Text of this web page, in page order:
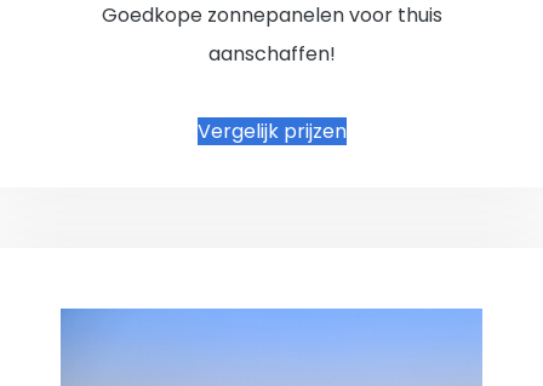
Goedkope zonnepanelen voor thuis
aanschaffen!
Vergelijk prijzen